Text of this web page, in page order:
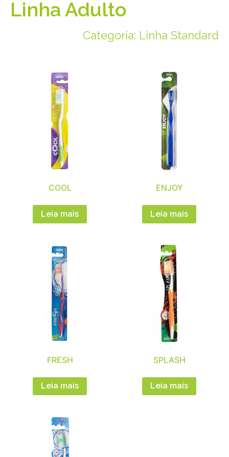
Linha Adulto
Categoria: Linha Standard
COOL
Leia mais
ENJOY
Leia mais
FRESH
Leia mais
SPLASH
Leia mais